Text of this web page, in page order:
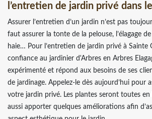
l’entretien de jardin privé dans
Assurer l’entretien d’un jardin n’est pas
faut assurer la tonte de la pelouse, l’élagage
haie… Pour l’entretien de jardin privé à Sainte
confiance au jardinier d'Arbres en Arbres
expérimenté et répond aux besoins de ses
de jardinage. Appelez-le dès aujourd’hui pour
votre jardin privé. Les plantes seront toutes
aussi apporter quelques améliorations afin